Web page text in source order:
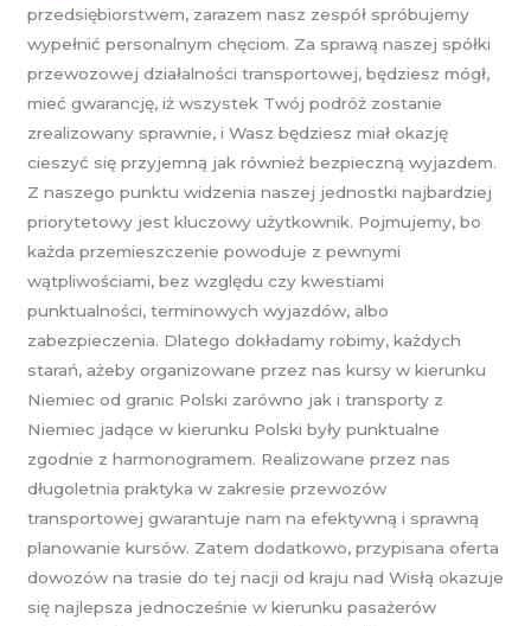
przedsiębiorstwem, zarazem nasz zespół spróbujemy
wypełnić personalnym chęciom. Za sprawą naszej spółki
przewozowej działalności transportowej, będziesz mógł,
mieć gwarancję, iż wszystek Twój podróż zostanie
zrealizowany sprawnie, i Wasz będziesz miał okazję
cieszyć się przyjemną jak również bezpieczną wyjazdem.
Z naszego punktu widzenia naszej jednostki najbardziej
priorytetowy jest kluczowy użytkownik. Pojmujemy, bo
każda przemieszczenie powoduje z pewnymi
wątpliwościami, bez względu czy kwestiami
punktualności, terminowych wyjazdów, albo
zabezpieczenia. Dlatego dokładamy robimy, każdych
starań, ażeby organizowane przez nas kursy w kierunku
Niemiec od granic Polski zarówno jak i transporty z
Niemiec jadące w kierunku Polski były punktualne
zgodnie z harmonogramem. Realizowane przez nas
długoletnia praktyka w zakresie przewozów
transportowej gwarantuje nam na efektywną i sprawną
planowanie kursów. Zatem dodatkowo, przypisana oferta
dowozów na trasie do tej nacji od kraju nad Wisłą okazuje
się najlepsza jednocześnie w kierunku pasażerów